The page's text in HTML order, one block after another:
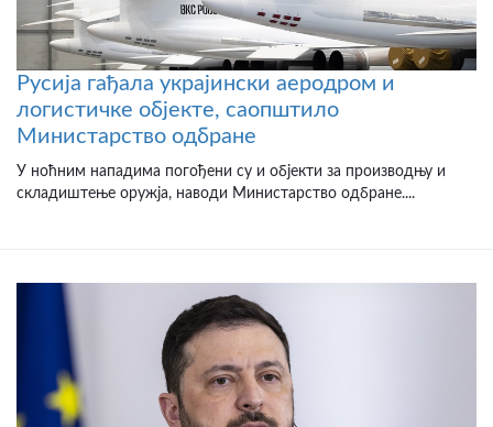
Русија гађала украјински аеродром и
логистичке објекте, саопштило
Министарство одбране
У ноћним нападима погођени су и објекти за производњу и
складиштење оружја, наводи Министарство одбране....